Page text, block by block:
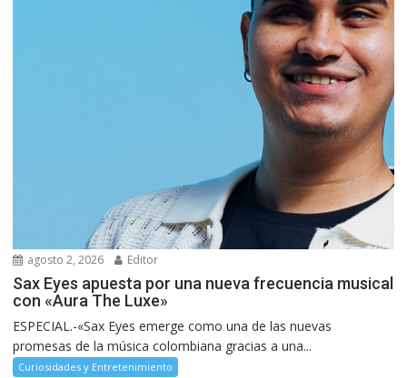
agosto 2, 2026 Editor
Sax Eyes apuesta por una nueva frecuencia musical
con «Aura The Luxe»
ESPECIAL.-«Sax Eyes emerge como una de las nuevas
promesas de la música colombiana gracias a una...
Curiosidades y Entretenimiento